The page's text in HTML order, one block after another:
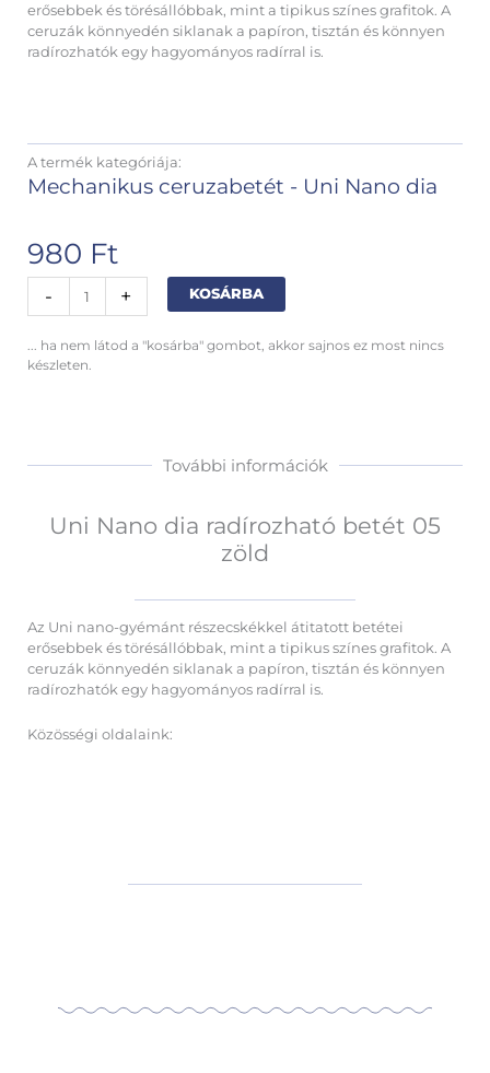
erősebbek és törésállóbbak, mint a tipikus színes grafitok. A
ceruzák könnyedén siklanak a papíron, tisztán és könnyen
radírozhatók egy hagyományos radírral is.
A termék kategóriája:
Mechanikus ceruzabetét - Uni Nano dia
980 Ft
-
radírozható
betét
+ KOSÁRBA
... ha nem látod a "kosárba" gombot, akkor sajnos ez most nincs
készleten.
További információk
Uni Nano dia radírozható betét 05
zöld
Az Uni nano-gyémánt részecskékkel átitatott betétei
erősebbek és törésállóbbak, mint a tipikus színes grafitok. A
ceruzák könnyedén siklanak a papíron, tisztán és könnyen
radírozhatók egy hagyományos radírral is.
Közösségi oldalaink: